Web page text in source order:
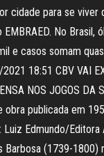
cidade para se viver
No Brasil,
e casos somam
18:51 CBV VAI
NOS JOGOS DA
obra publicada em
Edmundo/Editora
Barbosa (1739-1800)